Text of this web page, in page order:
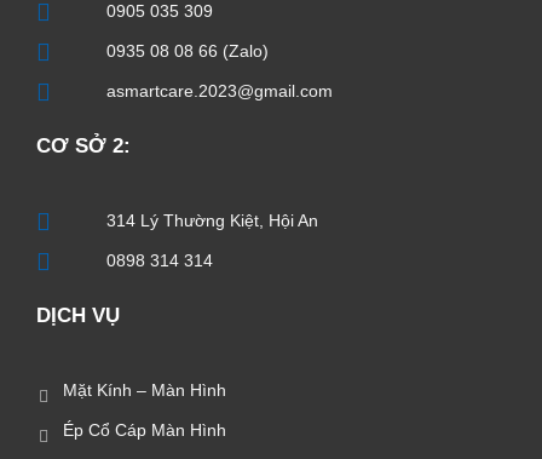
0905 035 309
0935 08 08 66 (Zalo)
asmartcare.2023@gmail.com
CƠ SỞ 2:
314 Lý Thường Kiệt, Hội An
0898 314 314
DỊCH VỤ
Mặt Kính – Màn Hình
Ép Cổ Cáp Màn Hình